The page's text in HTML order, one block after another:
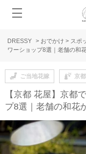
DRESSY > おでかけ > スポ
ワーショップ8選｜老舗の和
ご当地花嫁 京
【京都 花屋】京都
プ8選｜老舗の和花